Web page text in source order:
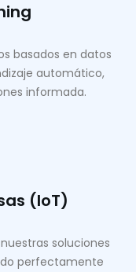
basados ​​en datos
automático,
informada.
(IoT)
soluciones
perfectamente